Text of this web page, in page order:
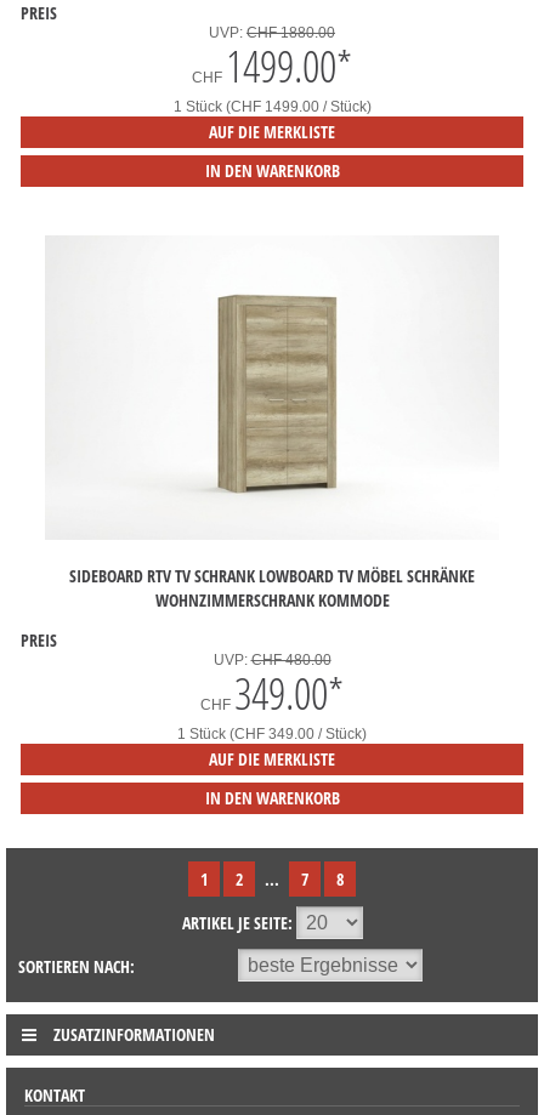
PREIS
UVP: CHF 1880.00
CHF 1499.00*
1 Stück (CHF 1499.00 / Stück)
AUF DIE MERKLISTE
IN DEN WARENKORB
SIDEBOARD RTV TV SCHRANK LOWBOARD TV MÖBEL SCHRÄNKE
WOHNZIMMERSCHRANK KOMMODE
PREIS
UVP:CHF 480.00
CHF 349.00*
1 Stück (CHF 349.00 / Stück)
AUF DIE MERKLISTE
IN DEN WARENKORB
1 2 ... 7
8
ARTIKEL JE SEITE:
SORTIEREN NACH:
ZUSATZINFORMATIONEN
KONTAKT